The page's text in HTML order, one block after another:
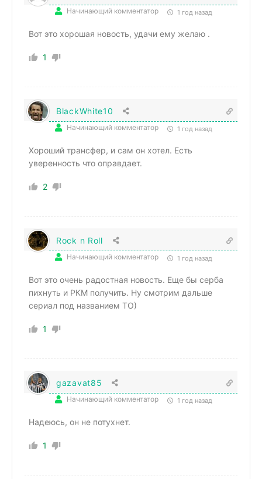
Начинающий комментатор 1 год назад
Вот это хорошая новость, удачи ему желаю .
1
BlackWhite10
Начинающий комментатор 1 год назад
Хороший трансфер, и сам он хотел. Есть
уверенность что оправдает.
2
Rock n Roll
Начинающий комментатор 1 год назад
Вот это очень радостная новость. Еще бы серба
пихнуть и РКМ получить. Ну смотрим дальше
сериал под названием ТО)
1
gazavat85
Начинающий комментатор 1 год назад
Надеюсь, он не потухнет.
1